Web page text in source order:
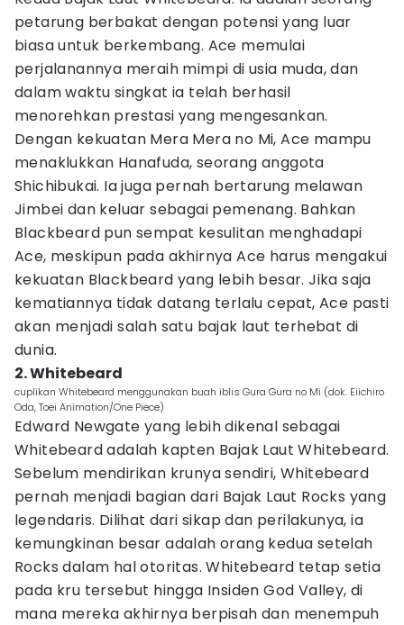
petarung berbakat dengan potensi yang luar
biasa untuk berkembang. Ace memulai
perjalanannya meraih mimpi di usia muda, dan
dalam waktu singkat ia telah berhasil
menorehkan prestasi yang mengesankan.
Dengan kekuatan Mera Mera no Mi, Ace mampu
menaklukkan Hanafuda, seorang anggota
Shichibukai. Ia juga pernah bertarung melawan
Jimbei dan keluar sebagai pemenang. Bahkan
Blackbeard pun sempat kesulitan menghadapi
Ace, meskipun pada akhirnya Ace harus mengakui
kekuatan Blackbeard yang lebih besar. Jika saja
kematiannya tidak datang terlalu cepat, Ace pasti
akan menjadi salah satu bajak laut terhebat di
dunia.
2. Whitebeard
cuplikan Whitebeard menggunakan buah iblis Gura Gura no Mi (dok. Eiichiro
Oda, Toei Animation/One Piece)
Edward Newgate yang lebih dikenal sebagai
Whitebeard adalah kapten Bajak Laut Whitebeard.
Sebelum mendirikan krunya sendiri, Whitebeard
pernah menjadi bagian dari Bajak Laut Rocks yang
legendaris. Dilihat dari sikap dan perilakunya, ia
kemungkinan besar adalah orang kedua setelah
Rocks dalam hal otoritas. Whitebeard tetap setia
pada kru tersebut hingga Insiden God Valley, di
mana mereka akhirnya berpisah dan menempuh